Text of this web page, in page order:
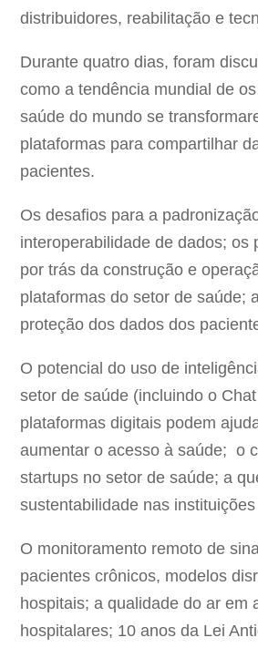
distribuidores, reabilitação e
Durante quatro dias, foram
como a tendência mundial de
saúde do mundo se
plataformas para compartilhar
pacientes.
Os desafios para a
interoperabilidade de dados; os
por trás da construção e
plataformas do setor de saúde;
proteção dos dados dos
O potencial do uso de
setor de saúde (incluindo o
plataformas digitais podem
aumentar o acesso à saúde; o
startups no setor de saúde; a
sustentabilidade nas
O monitoramento remoto de
pacientes crônicos, modelos
hospitais; a qualidade do ar em
hospitalares; 10 anos da Lei